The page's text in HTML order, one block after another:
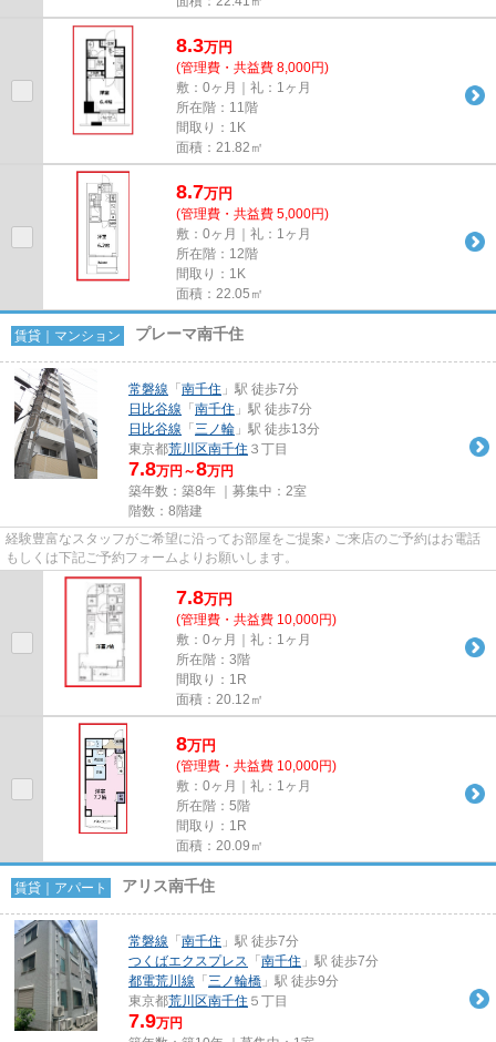
8.3万円
(管理費・共益費 8,000円)
敷：0ヶ月｜礼：1ヶ月
所在階：11階
間取り：1K
面積：21.82㎡
8.7万円
(管理費・共益費 5,000円)
敷：0ヶ月｜礼：1ヶ月
所在階：12階
間取り：1K
面積：22.05㎡
賃貸｜マンション プレーマ南千住
常磐線 「 南千住 」駅 徒歩7分
日比谷線 「 南千住 」駅 徒歩7分
日比谷線 「 三ノ輪 」駅 徒歩13分
東京都荒川区南千住 ３丁目
7.8万円～8万円
築年数：築8年 ｜募集中： 2室
階数：8階建
経験豊富なスタッフがご希望に沿ってお部屋をご提案♪ ご来店のご予約はお電話
もしくは下記ご予約フォームよりお願いします。
7.8万円
(管理費・共益費 10,000円)
敷：0ヶ月｜礼：1ヶ月
所在階：3階
間取り：1R
面積：20.12㎡
8万円
(管理費・共益費 10,000円)
敷：0ヶ月｜礼：1ヶ月
所在階：5階
間取り：1R
面積：20.09㎡
賃貸｜アパート アリス南千住
常磐線 「 南千住 」駅 徒歩7分
つくばエクスプレス 「 南千住 」駅 徒歩7分
都電荒川線 「 三ノ輪橋 」駅 徒歩9分
東京都荒川区南千住 ５丁目
7.9万円